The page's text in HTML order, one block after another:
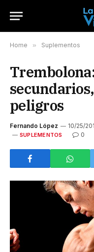
Home » Suplementos
peligros
Fernando López 10/25/
SUPLEMENTOS 0